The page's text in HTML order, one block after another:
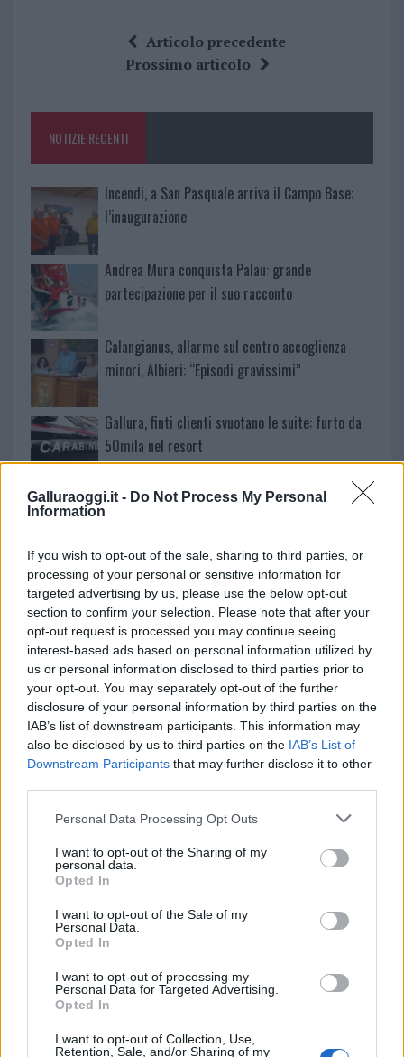
Galluraoggi.it - Do Not Process My Personal
Information
If you wish to opt-out of the sale, sharing to third parties, or
processing of your personal or sensitive information for
targeted advertising by us, please use the below opt-out
section to confirm your selection. Please note that after your
opt-out request is processed you may continue seeing
interest-based ads based on personal information utilized by
us or personal information disclosed to third parties prior to
your opt-out. You may separately opt-out of the further
disclosure of your personal information by third parties on the
IAB’s list of downstream participants. This information may
also be disclosed by us to third parties on the IAB’s List of
Downstream Participants that may further disclose it to other
Please note that this website/app uses one or more Google
not limited to your visit or usage behaviour. You may click to
grant or deny consent to Google and its third-party tags to
use your data for below specified purposes in below Google
consent section.
Personal Data Processing Opt Outs
I want to opt-out of the Sharing of my
personal data.
Opted In
I want to opt-out of the Sale of my
Personal Data.
Opted In
I want to opt-out of processing my
Personal Data for Targeted Advertising.
Opted In
I want to opt-out of Collection, Use,
Retention, Sale, and/or Sharing of my
o
k
te
re
at
s
p
a
re
Articolo precedente
Prossimo articolo
NOTIZIE RECENTI
Incendi, a San Pasquale arriva il Campo Base:
l’inaugurazione
Andrea Mura conquista Palau: grande
partecipazione per il suo racconto
Calangianus, allarme sul centro accoglienza
minori, Albieri: “Episodi gravissimi”
Gallura, finti clienti svuotano le suite: furto da
50mila nel resort
Meteo Olbia 7 agosto, sole e caldo tornano
protagonisti
Test tunnel Olbia: rampe chiuse ancora fino a
fine agosto
Aggius conquista la classifica delle mete più
amate dell’estate 2026
NECROLOGIE
Paolo Pinna